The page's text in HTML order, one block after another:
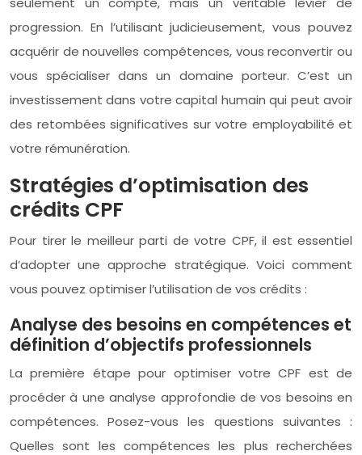
progression. En l’utilisant judicieusement, vous pouvez
acquérir de nouvelles compétences, vous reconvertir ou
vous spécialiser dans un domaine porteur. C’est un
investissement dans votre capital humain qui peut avoir
des retombées significatives sur votre employabilité et
votre rémunération.
Stratégies d’optimisation des
crédits CPF
Pour tirer le meilleur parti de votre CPF, il est essentiel
d’adopter une approche stratégique. Voici comment
vous pouvez optimiser l’utilisation de vos crédits :
Analyse des besoins en compétences et
définition d’objectifs professionnels
La première étape pour optimiser votre CPF est de
procéder à une analyse approfondie de vos besoins en
compétences. Posez-vous les questions suivantes :
Quelles sont les compétences les plus recherchées